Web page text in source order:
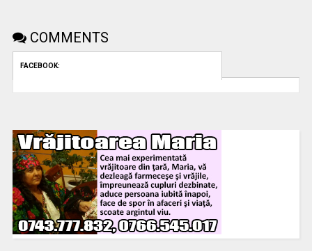
COMMENTS
FACEBOOK: